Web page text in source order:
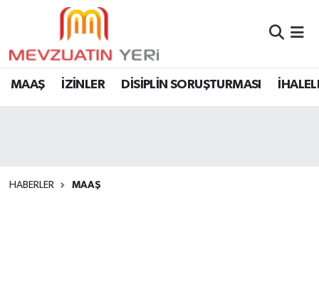
MAAŞ İZİNLER DİSİPLİN SORUŞTURMASI
HABERLER MAAŞ